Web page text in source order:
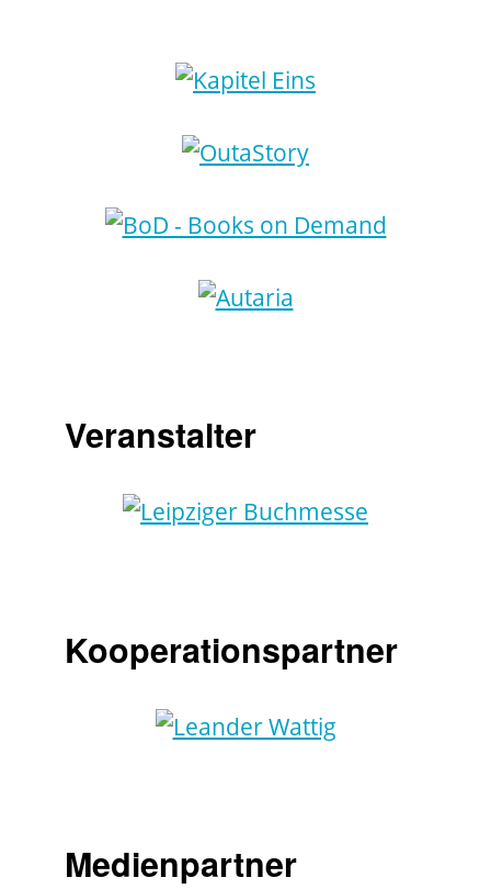
Veranstalter
Kooperationspartner
Medienpartner